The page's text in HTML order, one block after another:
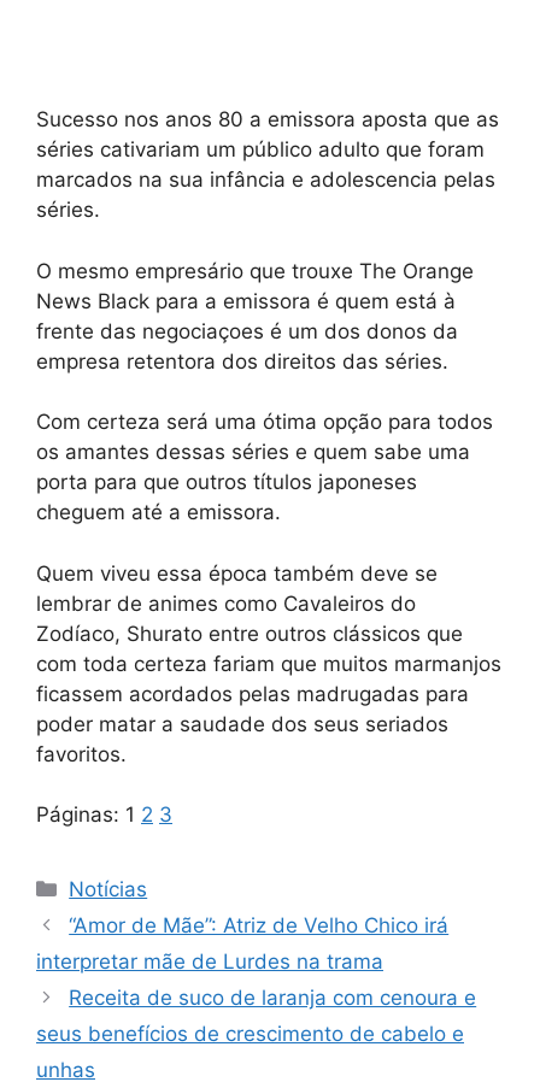
Sucesso nos anos 80 a emissora aposta que as
séries cativariam um público adulto que foram
marcados na sua infância e adolescencia pelas
séries.
O mesmo empresário que trouxe The Orange
News Black para a emissora é quem está à
frente das negociaçoes é um dos donos da
empresa retentora dos direitos das séries.
Com certeza será uma ótima opção para todos
os amantes dessas séries e quem sabe uma
porta para que outros títulos japoneses
cheguem até a emissora.
Quem viveu essa época também deve se
lembrar de animes como Cavaleiros do
Zodíaco, Shurato entre outros clássicos que
com toda certeza fariam que muitos marmanjos
ficassem acordados pelas madrugadas para
poder matar a saudade dos seus seriados
favoritos.
Páginas: 1 2 3
Categorias
Notícias
“Amor de Mãe”: Atriz de Velho Chico irá
interpretar mãe de Lurdes na trama
Receita de suco de laranja com cenoura e
seus benefícios de crescimento de cabelo e
unhas